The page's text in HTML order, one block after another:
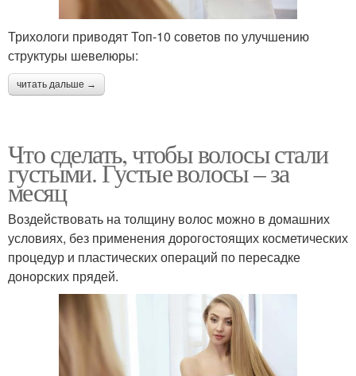
Трихологи приводят Топ-10 советов по улучшению
структуры шевелюры:
читать дальше →
Что сделать, чтобы волосы стали
густыми. Густые волосы – за
месяц
Воздействовать на толщину волос можно в домашних
условиях, без применения дорогостоящих косметических
процедур и пластических операций по пересадке
донорских прядей.